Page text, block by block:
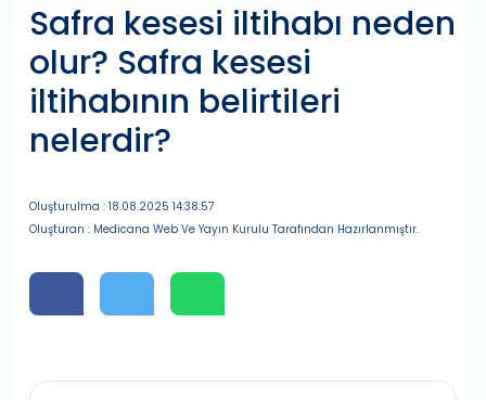
Safra kesesi iltihabı neden
olur? Safra kesesi
iltihabının belirtileri
nelerdir?
Oluşturulma : 18.08.2025 14:38:57
Oluşturan : Medicana Web Ve Yayın Kurulu Tarafından Hazırlanmıştır.